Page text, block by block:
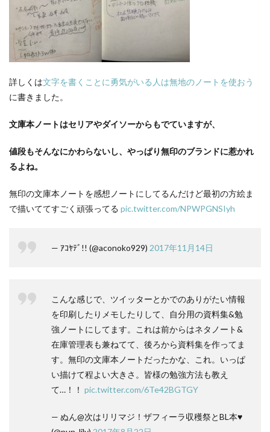
詳しくは文字を書くことに勇気がいる人は無地のノートを使おう
に書きました。
文庫本ノートはセリアやダイソーからもでていますが、
値段もそんなにかわらないし、やっぱり無印のブランドに惹かれ
るよね。
無印の文庫本ノートを感想ノートにしてるんだけど最初の方絵ま
で描いててすごく頑張ってる pic.twitter.com/NPWPGNSIyh
— ｱｺﾔﾃﾞ!! (@aconoko929) 2017年11月14日
こんな感じで、ツイッターとかでのありがたい情報
を印刷したりメモしたりして、自分用の資料集&勉
強ノートにしてます。これは前からはネタノート&
在庫管理表も兼ねてて、後ろから資料集を作ってま
す。無印の文庫本ノートだったかな、これ。いっぱ
い描けて程よい大きさ。皆様の勉強方法も教え
て…！！ pic.twitter.com/6Te42BGTGY
— ぬん@次はリリマジ！ザフィーラ収穫祭とBL本♥️